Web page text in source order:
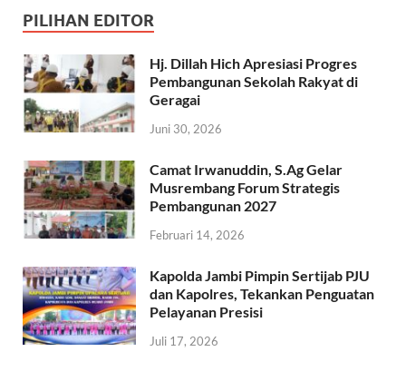
PILIHAN EDITOR
Hj. Dillah Hich Apresiasi Progres
Pembangunan Sekolah Rakyat di
Geragai
Juni 30, 2026
Camat Irwanuddin, S.Ag Gelar
Musrembang Forum Strategis
Pembangunan 2027
Februari 14, 2026
Kapolda Jambi Pimpin Sertijab PJU
dan Kapolres, Tekankan Penguatan
Pelayanan Presisi
Juli 17, 2026